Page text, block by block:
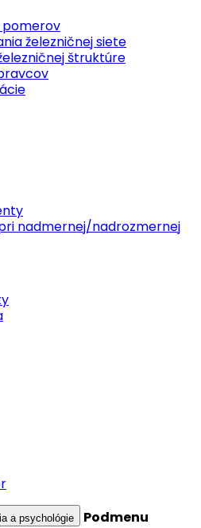
železničnej siete
štruktúre
nadmernej/nadrozmernej
a psychológie Podmenu